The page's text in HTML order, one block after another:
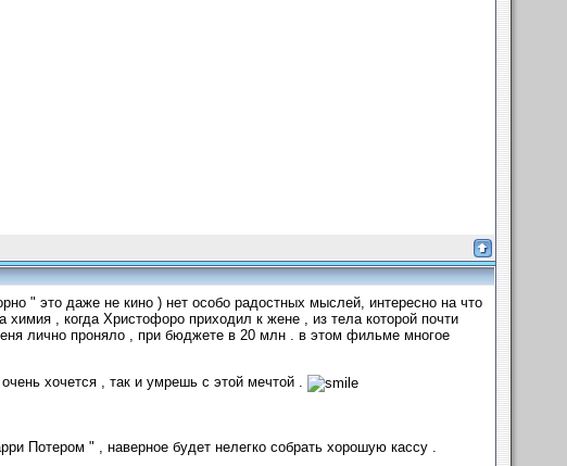
" это даже не кино ) нет особо радостных мыслей, интересно на что
, когда Христофоро приходил к жене , из тела которой почти
лично проняло , при бюджете в 20 млн . в этом фильме многое
хочется , так и умрешь с этой мечтой .
Потером " , наверное будет нелегко собрать хорошую кассу .